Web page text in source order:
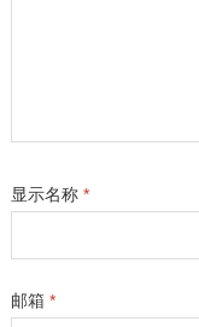
显示名称 *
邮箱 *